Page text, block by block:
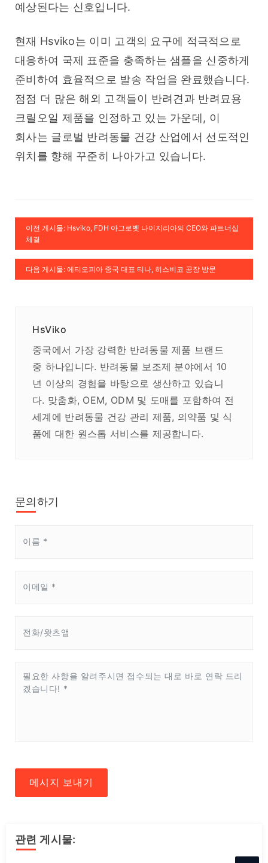
예상된다는 신호입니다.
현재 Hsviko는 이미 고객의 요구에 적극적으로
대응하여 국제 표준을 충족하는 샘플을 신중하게
준비하여 효율적으로 발송 작업을 완료했습니다.
점점 더 많은 해외 고객들이 반려견과 반려묘용
크릴오일 제품을 인정하고 있는 가운데, 이
회사는 글로벌 반려동물 건강 산업에서 선도적인
위치를 향해 꾸준히 나아가고 있습니다.
이전 게시물: Hsviko, FDH 아그로벳 나이지리아의 CEO와 파트너십
체결
다음 게시물: 에티오피아 중국 대표 티나, 히스비코 공장 방문
HsViko
중국에서 가장 강력한 반려동물 제품 브랜드
중 하나입니다. 반려동물 보조제 분야에서 10
년 이상의 경험을 바탕으로 생산하고 있습니
다. 맞춤화, OEM, ODM 및 도매를 포함하여 전
세계에 반려동물 건강 관리 제품, 의약품 및 식
품에 대한 원스톱 서비스를 제공합니다.
문의하기
메시지 보내기
관련 게시물: